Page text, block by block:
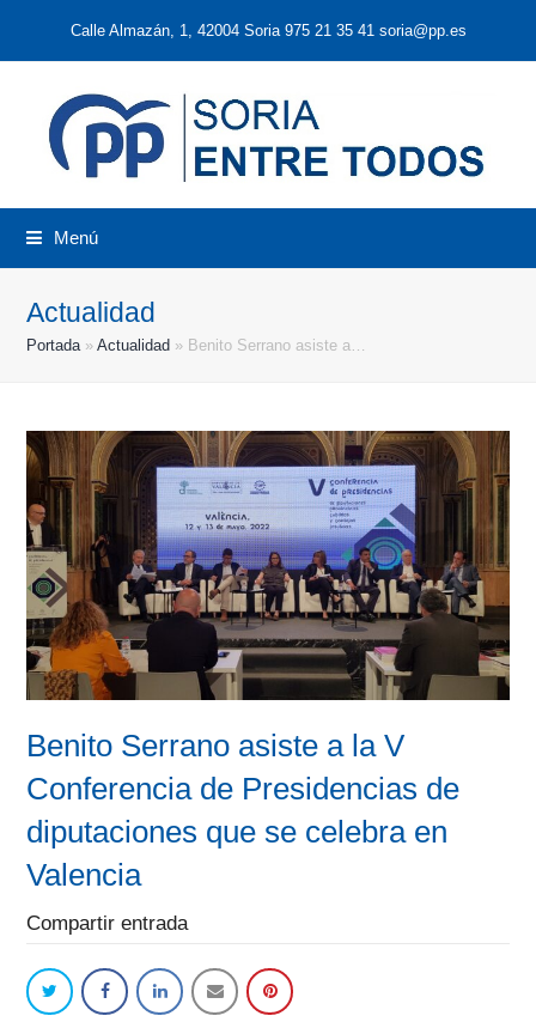
Calle Almazán, 1, 42004 Soria 975 21 35 41 soria@pp.es
Menú
Actualidad
Portada»Actualidad » Benito Serrano asiste a…
Benito Serrano asiste a la V
Conferencia de Presidencias de
diputaciones que se celebra en
Valencia
Compartir entrada